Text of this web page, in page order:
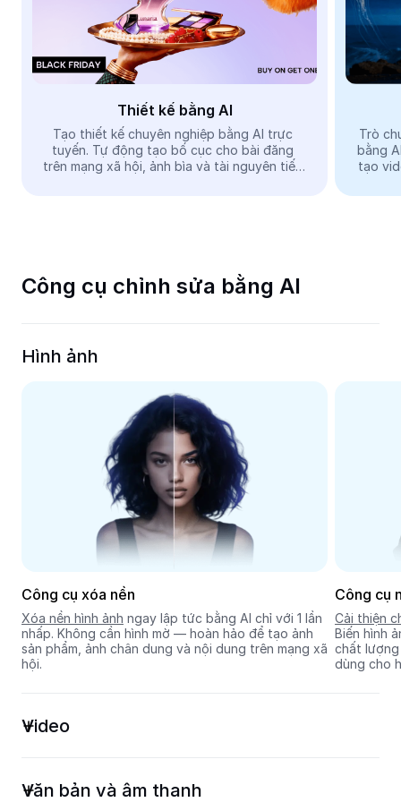
Xóa nền trong video
Nâng cao chất lượng
Trình chỉnh sửa video
Cắt video
Thiết kế bằng AI
Tạo thiết kế chuyên nghiệp bằng AI trực
tuyến. Tự động tạo bố cục cho bài đăng
trên mạng xã hội, ảnh bìa và tài nguyên tiếp
Trò
bằng
tạo
Công cụ chỉnh sửa bằng AI
Hình ảnh
Công cụ xóa nền
Xóa nền hình ảnh ngay lập tức bằng AI chỉ với 1 lần
nhấp. Không cần hình mờ — hoàn hảo để tạo ảnh
sản phẩm, ảnh chân dung và nội dung trên mạng xã
hội.
Công cụ
Cải thiện
Biến hình
chất lượng
dùng cho
Video
Văn bản và âm thanh